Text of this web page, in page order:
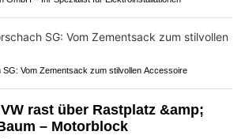
Vom Zementsack zum stilvollen Accessoire
rast über Rastplatz &amp;
– Motorblock